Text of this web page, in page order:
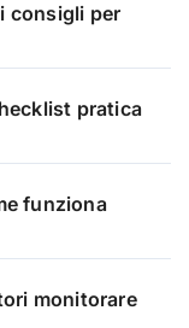
consigli per
pratica
funziona
monitorare